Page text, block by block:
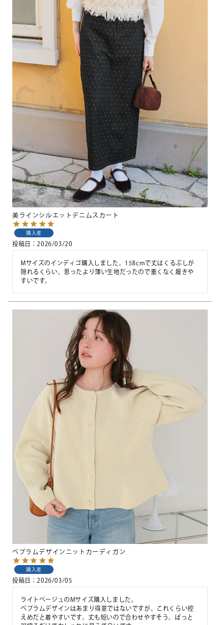
美ラインシルエットデニムスカート
購入者
投稿日 2026/03/20
Mサイズのインディゴ購入しました。158cmで丈はくるぶしが
隠れるくらい。思ったより薄い生地だったので重くなく履きや
すいです。
ペプラムデザインニットカーディガン
購入者
投稿日 2026/03/05
ライトベージュのMサイズ購入しました。
ペプラムデザインはあまり得意ではないですが、これくらい控
えめだと着やすいです。丈も短いので合わせやすそう。ぱっと